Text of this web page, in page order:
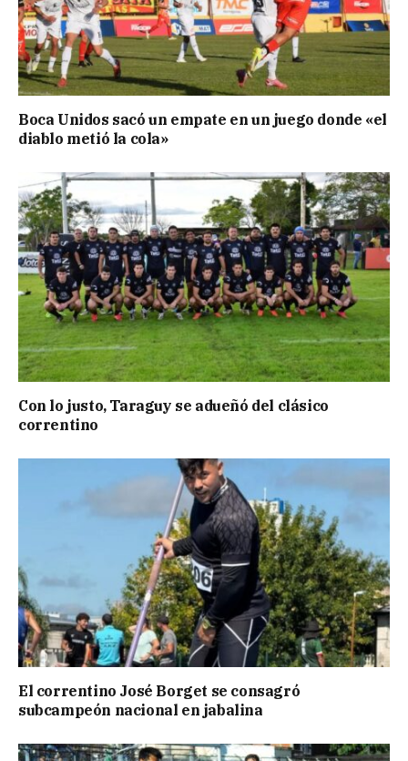
Boca Unidos sacó un empate en un juego donde «el
diablo metió la cola»
Con lo justo, Taraguy se adueñó del clásico
correntino
El correntino José Borget se consagró
subcampeón nacional en jabalina